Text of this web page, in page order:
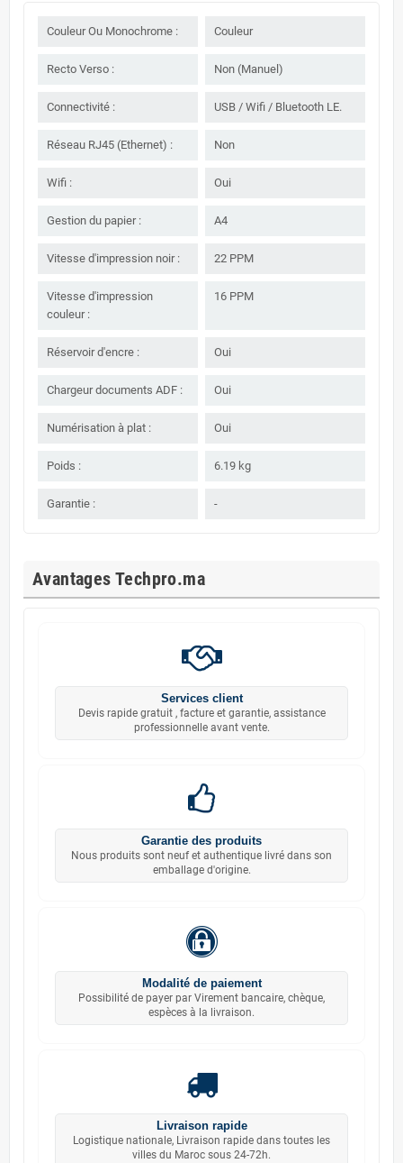
Couleur Ou Monochrome : Couleur
Recto Verso : Non (Manuel)
Connectivité : USB / Wifi / Bluetooth LE.
Réseau RJ45 (Ethernet) : Non
Wifi : Oui
Gestion du papier : A4
Vitesse d'impression noir : 22 PPM
Vitesse d'impression
couleur :
16 PPM
Réservoir d'encre : Oui
Chargeur documents ADF : Oui
Numérisation à plat : Oui
Poids : 6.19 kg
Garantie : -
Avantages Techpro.ma
Services client
Devis rapide gratuit , facture et garantie, assistance
professionnelle avant vente.
Garantie des produits
Nous produits sont neuf et authentique livré dans son
emballage d'origine.
Modalité de paiement
Possibilité de payer par Virement bancaire, chèque,
espèces à la livraison.
Livraison rapide
Logistique nationale, Livraison rapide dans toutes les
villes du Maroc sous 24-72h.